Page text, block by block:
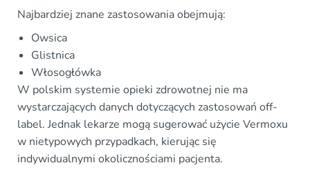
Najbardziej znane zastosowania obejmują:
Owsica
Glistnica
Włosogłówka
W polskim systemie opieki zdrowotnej nie ma
wystarczających danych dotyczących zastosowań off-
label. Jednak lekarze mogą sugerować użycie Vermoxu
w nietypowych przypadkach, kierując się
indywidualnymi okolicznościami pacjenta.